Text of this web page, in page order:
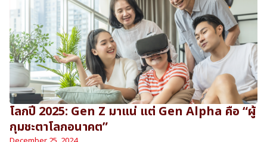
โลกปี 2025: Gen Z มาแน่ แต่ Gen Alpha คือ “ผู้
กุมชะตาโลกอนาคต”